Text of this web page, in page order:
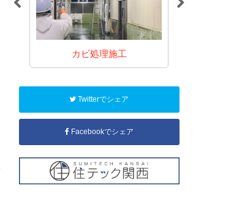
カビ処理施工
Twitterでシェア
Facebookでシェア